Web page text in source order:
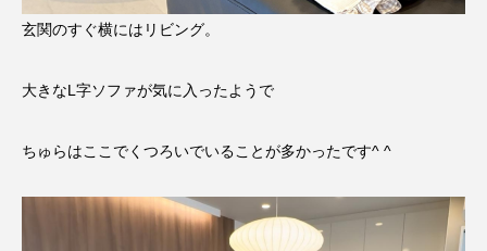
玄関のすぐ横にはリビング。
大きなL字ソファが気に入ったようで
ちゅらはここでくつろいでいることが多かったです^ ^